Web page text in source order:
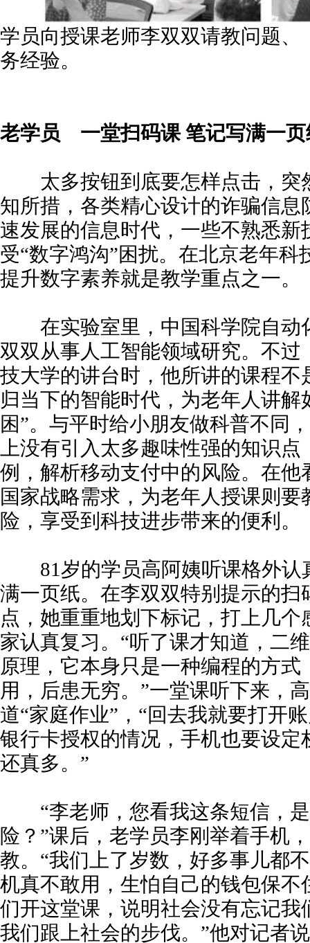
学员向授课老师李双双请教问题
务经验。
老学员 一堂扫码课 笔记写满一页
太多按钮到底要怎样点击，突
知所措，各类精心设计的诈骗信
速发展的信息时代，一些不熟悉新
受“数字鸿沟”困扰。在北京老年科
提升数字素养就是教学重点之一。
在实验室里，中国科学院自动
双双从事人工智能领域研究。不过
技大学的讲台时，他所讲的课程不
归当下的智能时代，为老年人讲解
困”。与平时给小朋友做科普不同
上没有引入太多趣味性强的知识
例，解析移动支付中的风险。在他
国家战略需求，为老年人授课则
险，享受到科技进步带来的便利。
81岁的学员高阿姨听课格外认
满一页纸。在李双双特别提示的扫
点，她重重地划下标记，打上几
家认真复习。“听了课才知道，二
原理，它本身只是一种编程的方式
用，后患无穷。”一堂课听下来，
道“家庭作业”，“回去我就要打开
银行卡授权的情况，手机也要设定
还真多。”
“李老师，您看我这条短信，是
险？”课后，老学员李刚举着手机
教。“我们上了岁数，好多事儿都
机真不敢用，生怕自己的钱包保不
们开这堂课，说明社会没有忘记我
我们跟上社会的步伐。”他对记者